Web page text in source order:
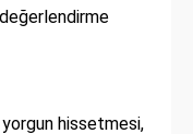
hissetmesi,